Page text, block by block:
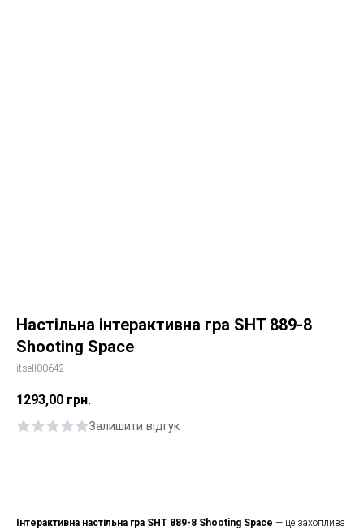
Настільна інтерактивна гра SHT 889-8
Shooting Space
itsell00642
1293,00 грн.
Залишити відгук
Інтерактивна настільна гра SHT 889-8 Shooting Space — це захоплива